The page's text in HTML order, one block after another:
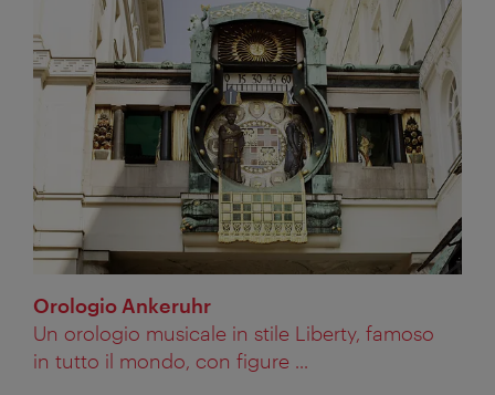
Orologio Ankeruhr
Un orologio musicale in stile Liberty, famoso
in tutto il mondo, con figure ...